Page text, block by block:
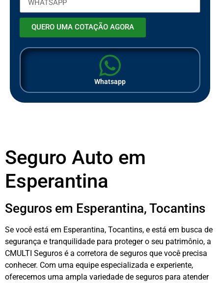
QUERO UMA COTAÇÃO AGORA
Whatsapp
Seguro Auto em
Esperantina
Seguros em Esperantina, Tocantins
Se você está em Esperantina, Tocantins, e está em busca de
segurança e tranquilidade para proteger o seu patrimônio, a
CMULTI Seguros é a corretora de seguros que você precisa
conhecer. Com uma equipe especializada e experiente,
oferecemos uma ampla variedade de seguros para atender